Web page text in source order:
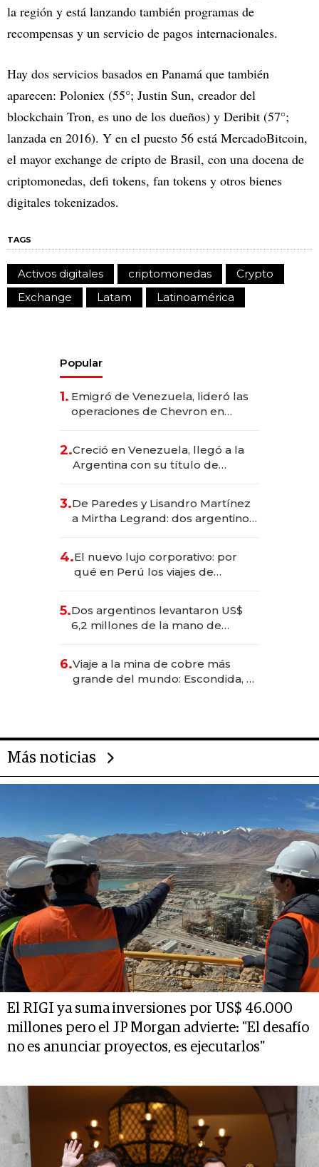
la región y está lanzando también programas de
recompensas y un servicio de pagos internacionales.
Hay dos servicios basados en Panamá que también
aparecen: Poloniex (55°; Justin Sun, creador del
blockchain Tron, es uno de los dueños) y Deribit (57°;
lanzada en 2016). Y en el puesto 56 está MercadoBitcoin,
el mayor exchange de cripto de Brasil, con una docena de
criptomonedas, defi tokens, fan tokens y otros bienes
digitales tokenizados.
TAGS
Activos digitales criptomonedas
Crypto
Exchange
Latam Latinoamérica
Popular
1. Emigró de Venezuela, lideró las
operaciones de Chevron en
2.Creció en Venezuela, llegó a la
Argentina con su título de
las marcas "fast premium"
3.De Paredes y Lisandro Martínez
a Mirtha Legrand: dos argentinos
4.El nuevo lujo corporativo: por
qué en Perú los viajes de
para convertirse en experiencias
transformadoras
5.Dos argentinos levantaron US$
6,2 millones de la mano de
6.Viaje a la mina de cobre más
grande del mundo: Escondida, el
Más noticias
El RIGI ya suma inversiones por US$ 46.000
millones pero el JP Morgan advierte: "El desafío
no es anunciar proyectos, es ejecutarlos"